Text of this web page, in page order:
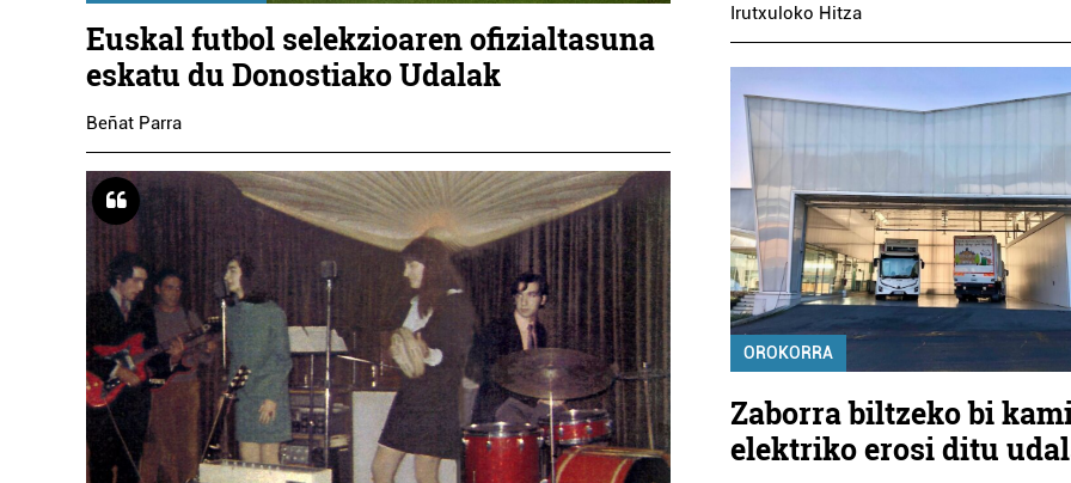
Euskal futbol selekzioaren ofizialtasuna
eskatu du Donostiako Udalak
Beñat Parra
Irutxuloko Hitza
OROKORRA
Zaborra biltzeko bi
elektriko erosi ditu